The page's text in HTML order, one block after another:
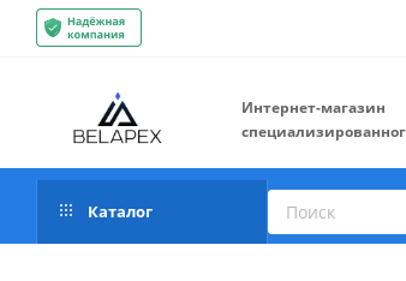
Интернет-магазин
Каталог